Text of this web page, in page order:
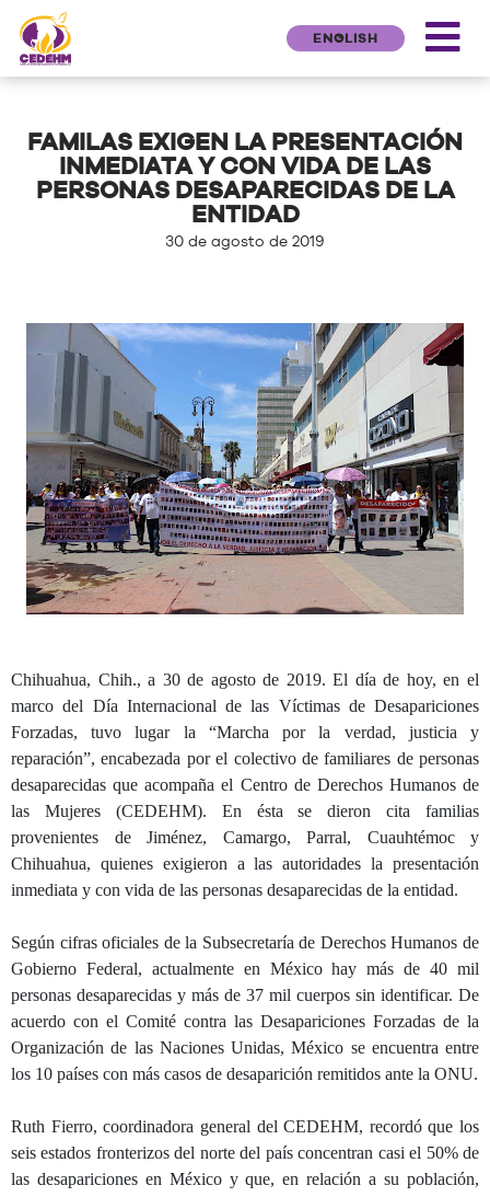
ENGLISH
FAMILAS EXIGEN LA PRESENTACIÓN
INMEDIATA Y CON VIDA DE LAS
PERSONAS DESAPARECIDAS DE LA
ENTIDAD
30 de agosto de 2019
Chihuahua, Chih., a 30 de agosto de 2019. El día de hoy, en el
marco del Día Internacional de las Víctimas de Desapariciones
Forzadas, tuvo lugar la “Marcha por la verdad, justicia y
reparación”, encabezada por el colectivo de familiares de personas
desaparecidas que acompaña el Centro de Derechos Humanos de
las Mujeres (CEDEHM). En ésta se dieron cita familias
provenientes de Jiménez, Camargo, Parral, Cuauhtémoc y
Chihuahua, quienes exigieron a las autoridades la presentación
inmediata y con vida de las personas desaparecidas de la entidad.
Según cifras oficiales de la Subsecretaría de Derechos Humanos de
Gobierno Federal, actualmente en México hay más de 40 mil
personas desaparecidas y más de 37 mil cuerpos sin identificar. De
acuerdo con el Comité contra las Desapariciones Forzadas de la
Organización de las Naciones Unidas, México se encuentra entre
los 10 países con más casos de desaparición remitidos ante la ONU.
Ruth Fierro, coordinadora general del CEDEHM, recordó que los
seis estados fronterizos del norte del país concentran casi el 50% de
las desapariciones en México y que, en relación a su población,